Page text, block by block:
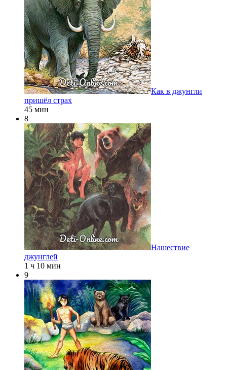
Как в джунгли
пришёл страх
45 мин
8
Нашествие
джунглей
1 ч 10 мин
9